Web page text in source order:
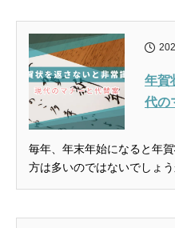
年賀
代の
毎年、年末年始になると年
方は多いのではないでしょ